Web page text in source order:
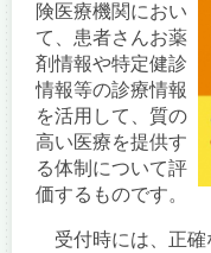
険医療機関におい
て、患者さんお薬
剤情報や特定健診
情報等の診療情報
を活用して、質の
高い医療を提供す
る体制について評
価するものです。
受付時には、正確